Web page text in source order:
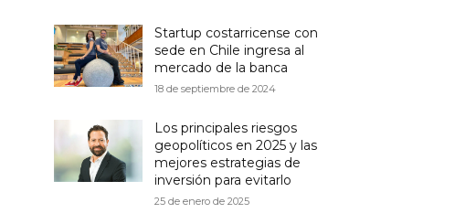
Startup costarricense con
sede en Chile ingresa al
mercado de la banca
18 de septiembre de 2024
Los principales riesgos
geopolíticos en 2025 y las
mejores estrategias de
inversión para evitarlo
25 de enero de 2025